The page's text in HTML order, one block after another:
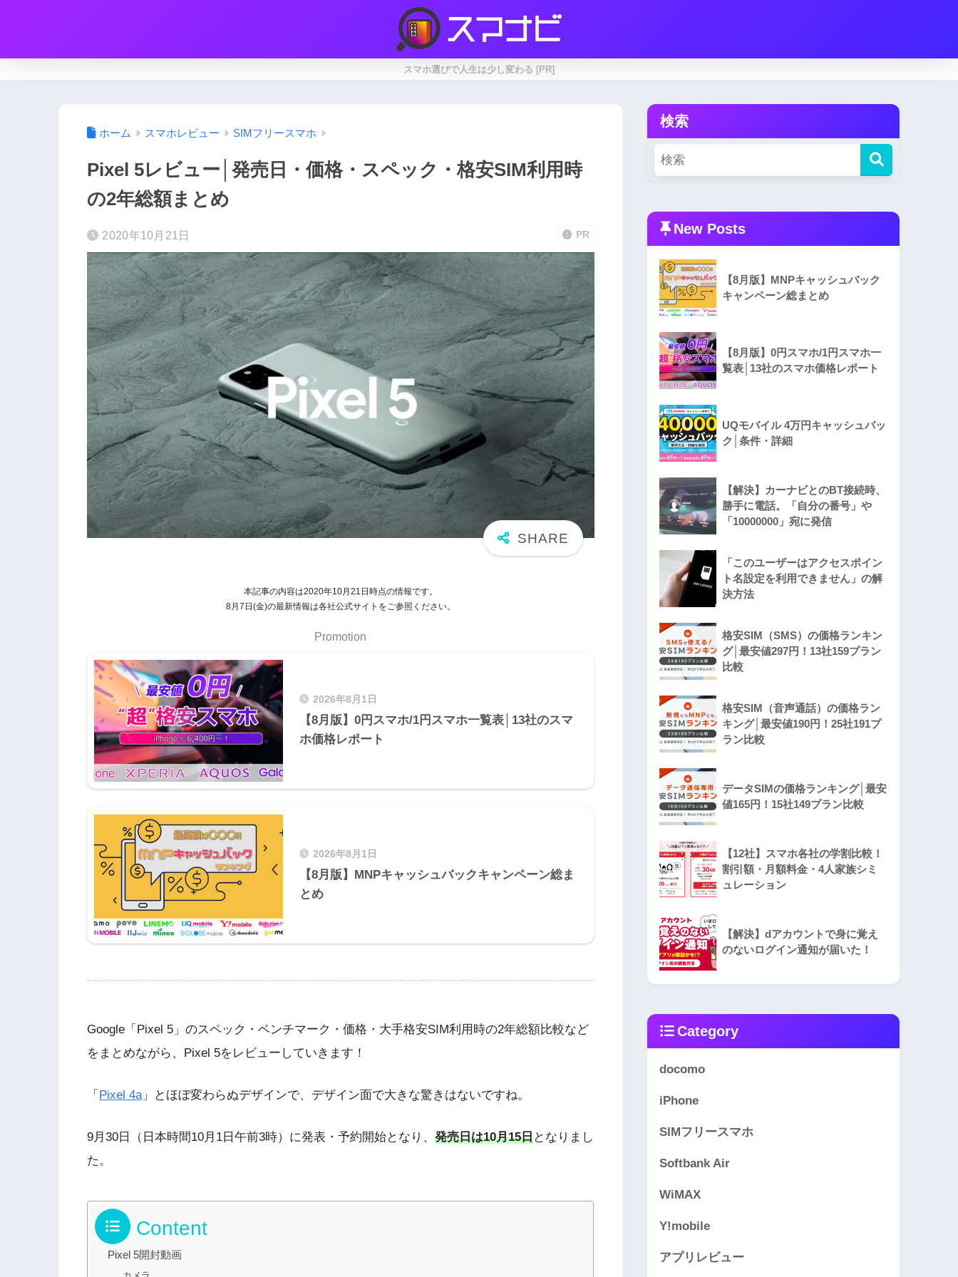
スマホ選びで人生は少し変わる [PR]
ホーム スマホレビュー SIMフリースマホ
Pixel 5レビュー│発売日・価格・スペック・格安SIM利用時
の2年総額まとめ
2020年10月21日 PR
本記事の内容は2020年10月21日時点の情報です。
8月7日(金)の最新情報は各社公式サイトをご参照ください。
Promotion
2026年8月1日
【8月版】0円スマホ/1円スマホ一覧表│13社のスマ
ホ価格レポート
2026年8月1日
【8月版】MNPキャッシュバックキャンペーン総ま
とめ
Google「Pixel 5」のスペック・ベンチマーク・価格・大手格安SIM利用時の2年総額比較など
をまとめながら、Pixel 5をレビューしていきます！
「 Pixel 4a」とほぼ変わらぬデザインで、デザイン面で大きな驚きはないですね。
9月30日（日本時間10月1日午前3時）に発表・予約開始となり、 発売日は10月15日となりまし
た。
Content
Pixel 5開封動画
検索
New Posts
【8月版】MNPキャッシュバック
キャンペーン総まとめ
【8月版】0円スマホ/1円スマホ一
覧表│13社のスマホ価格レポート
UQモバイル 4万円キャッシュバッ
ク│条件・詳細
【解決】カーナビとのBT接続時、
勝手に電話。「自分の番号」や
「10000000」宛に発信
「このユーザーはアクセスポイン
ト名設定を利用できません」の解
決方法
格安SIM（SMS）の価格ランキン
グ│最安値297円！13社159プラン
比較
格安SIM（音声通話）の価格ラン
キング│最安値190円！25社191プ
ラン比較
データSIMの価格ランキング│最安
値165円！15社149プラン比較
【12社】スマホ各社の学割比較！
割引額・月額料金・4人家族シミ
ュレーション
【解決】dアカウントで身に覚え
のないログイン通知が届いた！
Category
docomo
iPhone
SIMフリースマホ
Softbank Air
WiMAX
Y!mobile
アプリレビュー